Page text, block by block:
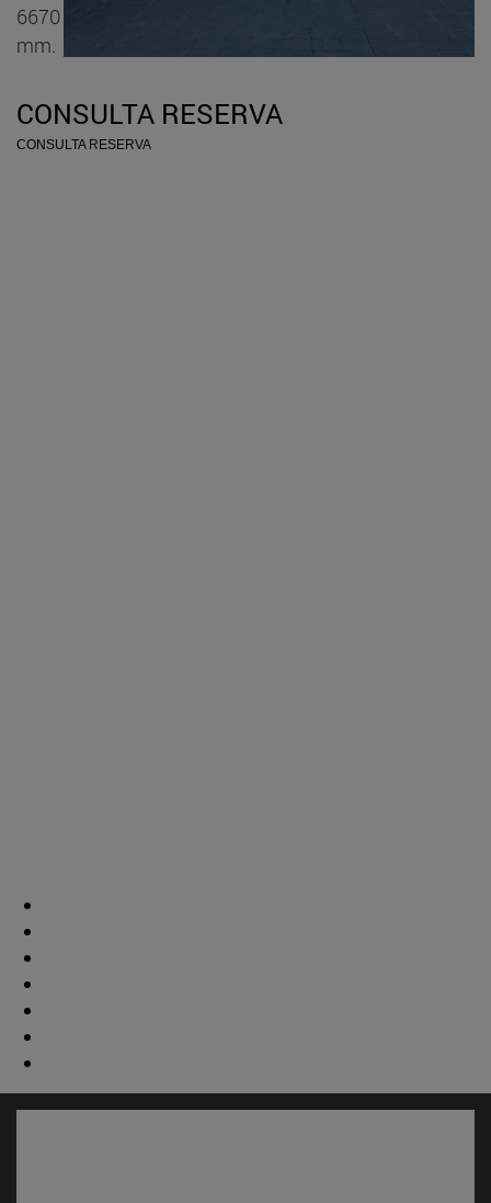
6670
mm.
CONSULTA RESERVA
CONSULTA RESERVA